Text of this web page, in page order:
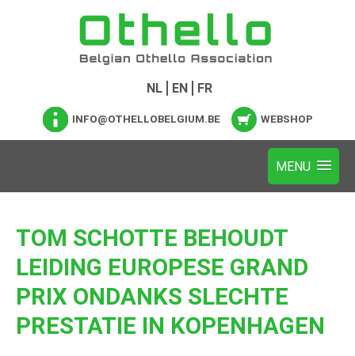
NL EN FR
INFO@OTHELLOBELGIUM.BE WEBSHOP
TOM SCHOTTE BEHOUDT
LEIDING EUROPESE GRAND
PRIX ONDANKS SLECHTE
PRESTATIE IN KOPENHAGEN